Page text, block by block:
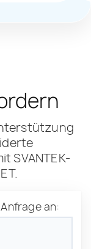
SVANTEK-
an: